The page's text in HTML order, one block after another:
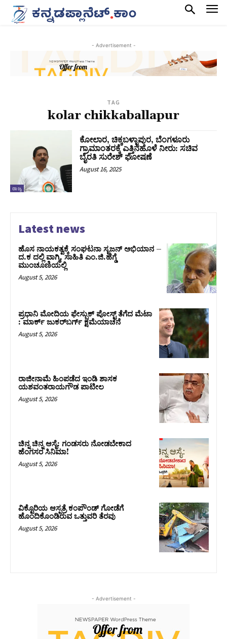
- Advertisement -
TAG
kolar chikkaballapur
ರಾಜ್ಯ
ಕೋಲಾರ, ಚಿಕ್ಕಬಳ್ಳಾಪುರ, ಬೆಂಗಳೂರು
ಗ್ರಾಮಾಂತರಕ್ಕೆ ಎತ್ತಿನಹೊಳೆ ನೀರು: ಸಚಿವ
ಬೈರತಿ ಸುರೇಶ್ ಘೋಷಣೆ
August 16, 2025
Latest news
ಹೊಸ ನಾಯಕತ್ವಕ್ಕೆ ಸಂಘಟನಾ ಸೃಜನ್ ಅಭಿಯಾನ –
ದ.ಕ ದಲ್ಲಿ ವಾಗ್ಮಿ, ಸಾಹಿತಿ ಎಂ.ಜಿ.ಹೆಗ್ಡೆ
ಮುಂಚೂಣಿಯಲ್ಲಿ
August 5, 2026
ಪ್ರಧಾನಿ ಮೋದಿಯ ಫೇಸ್ಬುಕ್‌ ಪೋಸ್ಟ್‌ ತೆಗೆದ ಮೆಟಾ
: ಮಾರ್ಕ್ ಜುಕರ್‌ಬರ್ಗ್ ಕ್ಷಮೆಯಾಚನೆ
August 5, 2026
ರಾಜೀನಾಮೆ ಹಿಂಪಡೆದ ಇಂಡಿ ಶಾಸಕ
ಯಶವಂತರಾಯಗೌಡ ಪಾಟೀಲ
August 5, 2026
ಚಿನ್ನ ಚಿನ್ನ ಆಸೈ: ಗಂಡಸರು ನೋಡಬೇಕಾದ
ಹೆಂಗಸರ ಸಿನಿಮಾ!
August 5, 2026
ವಿಕ್ಟೊರಿಯ ಆಸ್ಪತ್ರೆ ಕಂಪೌಂಡ್ ಗೋಡೆಗೆ
ಹೊಂದಿಕೊಂಡಿರುವ ಒತ್ತುವರಿ ತೆರವು
August 5, 2026
- Advertisement -